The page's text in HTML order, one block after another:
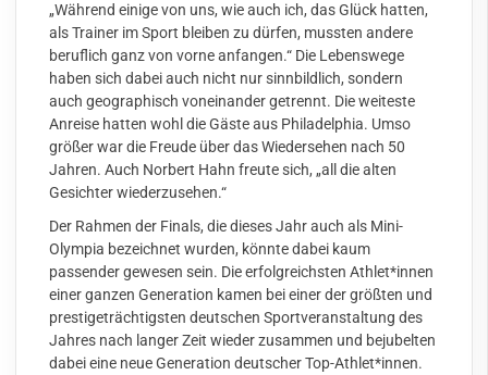
„Während einige von uns, wie auch ich, das Glück hatten,
als Trainer im Sport bleiben zu dürfen, mussten andere
beruflich ganz von vorne anfangen.“ Die Lebenswege
haben sich dabei auch nicht nur sinnbildlich, sondern
auch geographisch voneinander getrennt. Die weiteste
Anreise hatten wohl die Gäste aus Philadelphia. Umso
größer war die Freude über das Wiedersehen nach 50
Jahren. Auch Norbert Hahn freute sich, „all die alten
Gesichter wiederzusehen.“
Der Rahmen der Finals, die dieses Jahr auch als Mini-
Olympia bezeichnet wurden, könnte dabei kaum
passender gewesen sein. Die erfolgreichsten Athlet*innen
einer ganzen Generation kamen bei einer der größten und
prestigeträchtigsten deutschen Sportveranstaltung des
Jahres nach langer Zeit wieder zusammen und bejubelten
dabei eine neue Generation deutscher Top-Athlet*innen.